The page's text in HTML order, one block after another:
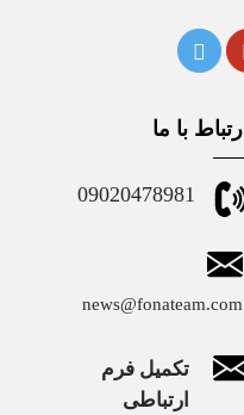
ارتباط با ما
09020478981
news@fonateam.com
تکمیل فرم
ارتباطی